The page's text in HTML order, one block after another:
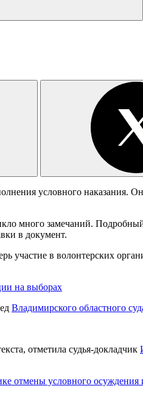
условного наказания.
много замечаний.
в документ.
в волонтерских
на выборах
Владимирского областного
отметила судья-докладчик
отмены условного осуждения